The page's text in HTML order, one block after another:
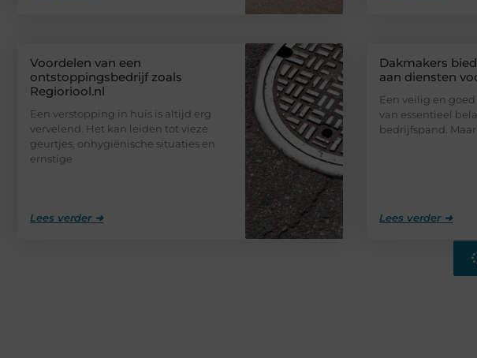
Voordelen van een
ontstoppingsbedrijf zoals
Regioriool.nl
Een verstopping in huis is altijd erg
vervelend. Het kan leiden tot vieze
geurtjes, onhygiënische situaties en
ernstige
Lees verder ➜
Dakmakers
aan diensten
Een veilig en
van essentieel
bedrijfspand.
Lees verder ➜